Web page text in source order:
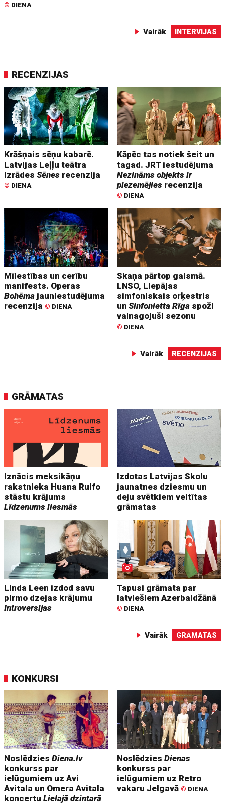
© DIENA
Vairāk INTERVIJAS
RECENZIJAS
Krāšņais sēņu kabarē.
Latvijas Leļļu teātra
izrādesSēnes recenzija
© DIENA
Kāpēc tas notiek šeit un
tagad. JRT iestudējuma
Nezināms objekts ir
piezemējies recenzija
© DIENA
Mīlestības un cerību
manifests. Operas
Bohēma jauniestudējuma
recenzija © DIENA
Skaņa pārtop gaismā.
LNSO, Liepājas
simfoniskais orķestris
unSinfonietta Rīga spoži
vainagojuši sezonu
© DIENA
Vairāk RECENZIJAS
GRĀMATAS
Iznācis meksikāņu
rakstnieka Huana Rulfo
stāstu krājums
Līdzenums liesmās
Izdotas Latvijas Skolu
jaunatnes dziesmu un
deju svētkiem veltītas
grāmatas
Linda Leen izdod savu
pirmo dzejas krājumu
Introversijas
Tapusi grāmata par
latviešiem Azerbaidžānā
© DIENA
Vairāk GRĀMATAS
KONKURSI
NoslēdziesDiena.lv
konkurss par
ielūgumiem uz Avi
Avitala un Omera Avitala
koncertuLielajā dzintarā
NoslēdziesDienas
konkurss par
ielūgumiem uz Retro
vakaru Jelgavā © DIENA